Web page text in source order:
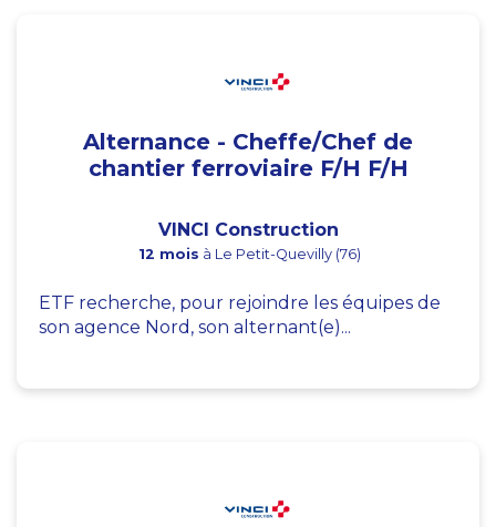
Alternance - Cheffe/Chef de
chantier ferroviaire F/H F/H
VINCI Construction
12 mois à Le Petit-Quevilly (76)
ETF recherche, pour rejoindre les équipes de
son agence Nord, son alternant(e)...